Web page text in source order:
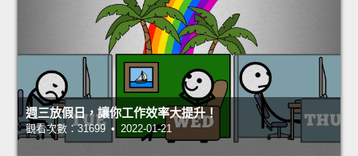
週三放假日，讓你工作效率大提升！
觀看次數：31699 • 2022-01-21